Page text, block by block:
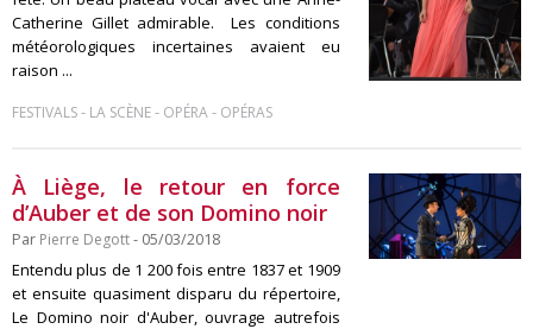
Catherine Gillet admirable. Les conditions
météorologiques incertaines avaient eu
raison ...
FESTIVALS- LA SCÈNE- OPÉRA- OPÉRAS
À Liège, le retour en force
d’Auber et de son Domino noir
Par Pierre Degott- 05/03/2018
Entendu plus de 1 200 fois entre 1837 et 1909
et ensuite quasiment disparu du répertoire,
Le Domino noir d'Auber, ouvrage autrefois